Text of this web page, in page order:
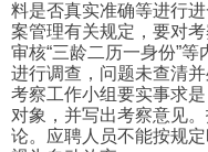
料是否真实准确等进行
案管理有关规定，要对
审核“三龄二历一身份”
进行调查，问题未查清
考察工作小组要实事求
对象，并写出考察意见
论。应聘人员不能按规